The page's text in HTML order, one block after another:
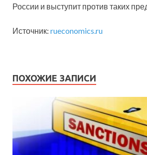
России и выступит против таких
Источник: rueconomics.ru
ПОХОЖИЕ ЗАПИСИ